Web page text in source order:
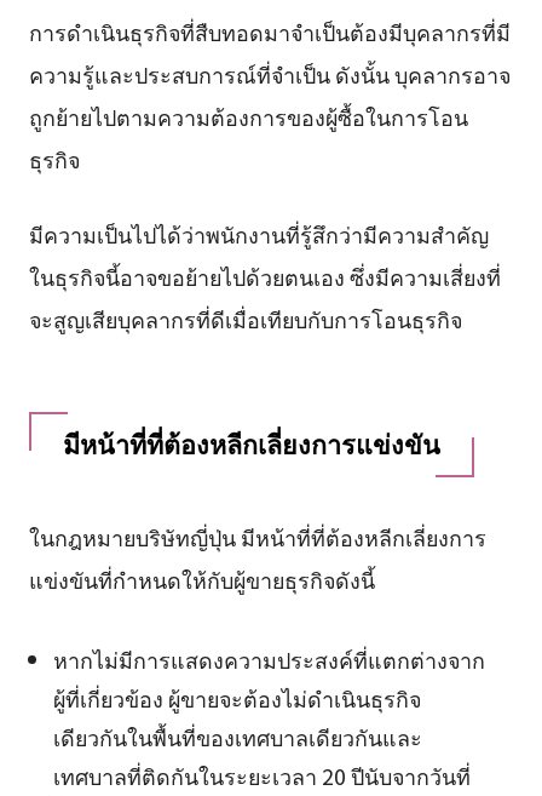
การดำเนินธุรกิจที่สืบทอดมาจำเป็นต้องมีบุคลากรที่มี
ความรู้และประสบการณ์ที่จำเป็น ดังนั้น บุคลากรอาจ
ถูกย้ายไปตามความต้องการของผู้ซื้อในการโอน
ธุรกิจ
มีความเป็นไปได้ว่าพนักงานที่รู้สึกว่ามีความสำคัญ
ในธุรกิจนี้อาจขอย้ายไปด้วยตนเอง ซึ่งมีความเสี่ยงที่
จะสูญเสียบุคลากรที่ดีเมื่อเทียบกับการโอนธุรกิจ
มีหน้าที่ที่ต้องหลีกเลี่ยงการแข่งขัน
ในกฎหมายบริษัทญี่ปุ่น มีหน้าที่ที่ต้องหลีกเลี่ยงการ
แข่งขันที่กำหนดให้กับผู้ขายธุรกิจดังนี้
หากไม่มีการแสดงความประสงค์ที่แตกต่างจาก
ผู้ที่เกี่ยวข้อง ผู้ขายจะต้องไม่ดำเนินธุรกิจ
เดียวกันในพื้นที่ของเทศบาลเดียวกันและ
เทศบาลที่ติดกันในระยะเวลา 20 ปีนับจากวันที่